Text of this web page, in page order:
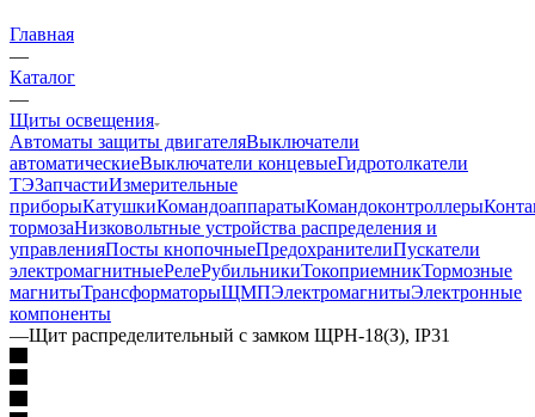
Главная
—
Каталог
—
Щиты освещения
Автоматы защиты двигателяВыключатели
автоматическиеВыключатели концевыеГидротолкатели
ТЭЗапчастиИзмерительные
приборыКатушкиКомандоаппаратыКомандоконтроллеры
тормозаНизковольтные устройства распределения и
управленияПосты кнопочныеПредохранителиПускатели
электромагнитныеРелеРубильникиТокоприемникТормозные
магнитыТрансформаторыЩМПЭлектромагнитыЭлектронные
компоненты
—Щит распределительный с замком ЩРН-18(З), IP31